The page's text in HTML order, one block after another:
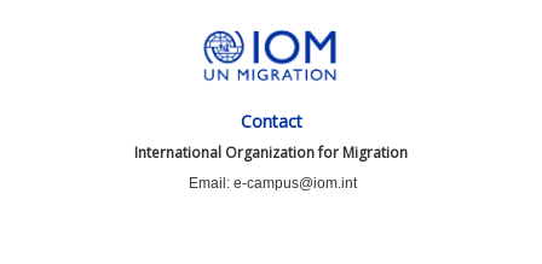
Contact
International Organization for Migration
Email: e-campus@iom.int